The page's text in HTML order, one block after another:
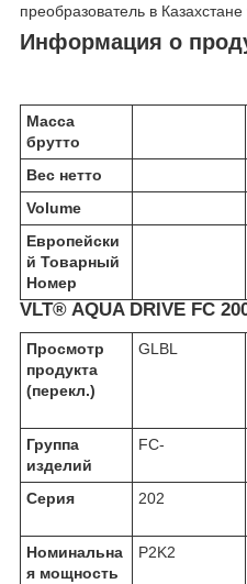
преобразователь в Казахстане
Информация о
Масса
брутто
Вес нетто
Volume
Европейски
й Товарный
Номер
VLT® AQUA DRIVE FC
Просмотр
продукта
(перекл.)
GLBL
Группа
изделий
FC-
Серия
202
Номинальна
я мощность
P2K2